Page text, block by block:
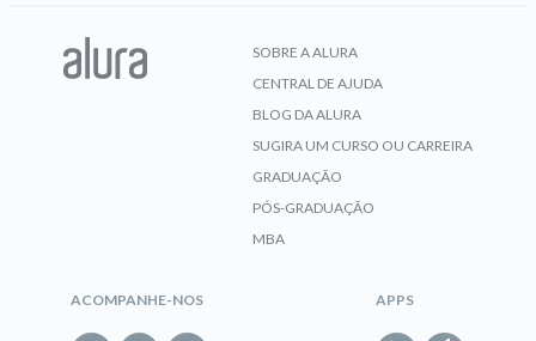
Adobe Photoshop e Illustrator:práticas de
edição gráfica para mídias sociais
SOBRE A ALURA
CENTRAL DE AJUDA
BLOG DA ALURA
SUGIRA UM CURSO OU CARREIRA
GRADUAÇÃO
PÓS-GRADUAÇÃO
MBA
ACOMPANHE-NOS APPS